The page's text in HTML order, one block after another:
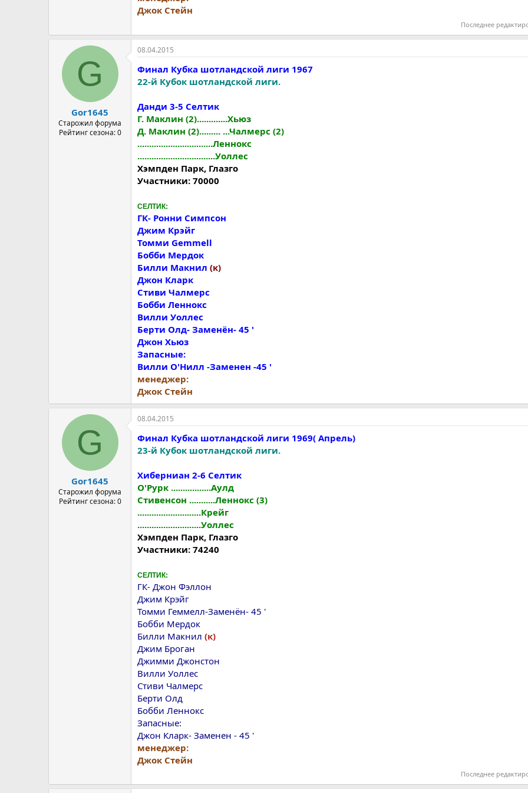
Джок Стейн
Последнее
G
Gor1645
Старожил форума
Рейтинг сезона: 0
08.04.2015
Финал Кубка шотландской лиги 1967
22-й Кубок шотландской лиги.
Данди 3-5 Ceлтик
Г. Маклин (2).............Хьюз
Д. Маклин (2)......... ...Чалмерс (2)
................................Леннокс
.................................Уоллес
Хэмпден Парк, Глазго
Участники: 70000
CEЛТИК:
ГК- Ронни Симпсон
Джим Крэйг
Томми Gemmell
Бобби Мердок
Билли Макнил (к)
Джон Кларк
Стиви Чалмерс
Бобби Леннокс
Вилли Уоллес
Берти Олд- Заменён- 45 '
Джон Хьюз
Запасные:
Вилли О'Нилл -Заменен -45 '
менеджер:
Джок Стейн
G
Gor1645
Старожил форума
Рейтинг сезона: 0
08.04.2015
Финал Кубка шотландской лиги 1969( Апрель)
23-й Кубок шотландской лиги.
Хиберниан 2-6 Ceлтик
О'Рурк .................Аулд
Стивенсон ...........Леннокс (3)
...........................Крейг
...........................Уоллес
Хэмпден Парк, Глазго
Участники: 74240
CEЛТИК:
ГК- Джон Фэллон
Джим Крэйг
Томми Геммелл-Заменён- 45 '
Бобби Мердок
Билли Макнил (к)
Джим Броган
Джимми Джонстон
Вилли Уоллес
Стиви Чалмерс
Берти Олд
Бобби Леннокс
Запасные:
Джон Кларк- Заменен - 45 '
менеджер:
Джок Стейн
Последнее